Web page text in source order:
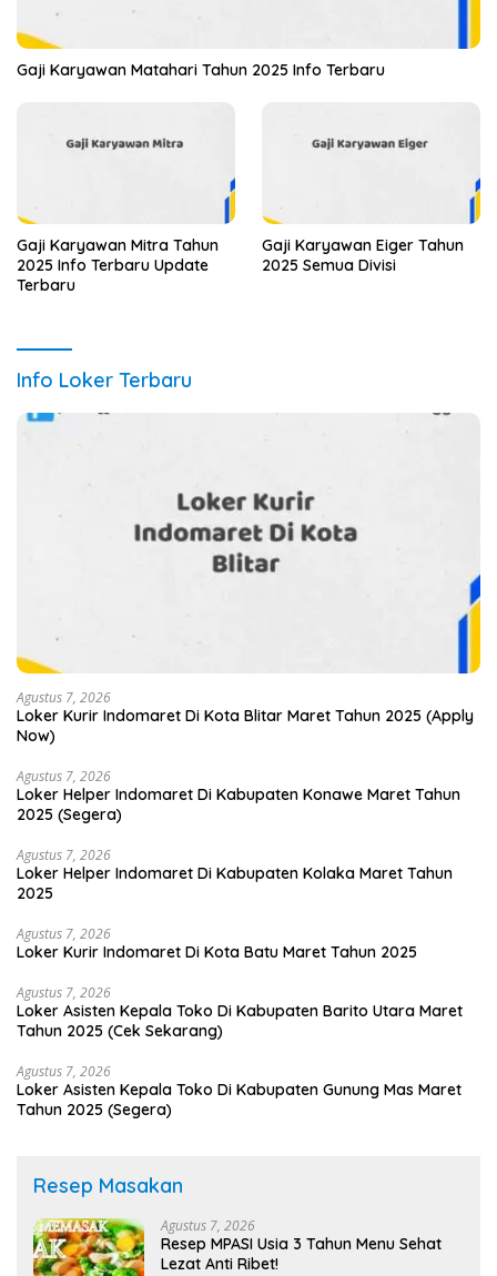
Gaji Karyawan Matahari Tahun 2025 Info Terbaru
Gaji Karyawan Mitra Tahun
2025 Info Terbaru Update
Terbaru
Gaji Karyawan Eiger Tahun
2025 Semua Divisi
Info Loker Terbaru
Agustus 7, 2026
Loker Kurir Indomaret Di Kota Blitar Maret Tahun 2025 (Apply
Now)
Agustus 7, 2026
Loker Helper Indomaret Di Kabupaten Konawe Maret Tahun
2025 (Segera)
Agustus 7, 2026
Loker Helper Indomaret Di Kabupaten Kolaka Maret Tahun
2025
Agustus 7, 2026
Loker Kurir Indomaret Di Kota Batu Maret Tahun 2025
Agustus 7, 2026
Loker Asisten Kepala Toko Di Kabupaten Barito Utara Maret
Tahun 2025 (Cek Sekarang)
Agustus 7, 2026
Loker Asisten Kepala Toko Di Kabupaten Gunung Mas Maret
Tahun 2025 (Segera)
Resep Masakan
Agustus 7, 2026
Resep MPASI Usia 3 Tahun Menu Sehat
Lezat Anti Ribet!